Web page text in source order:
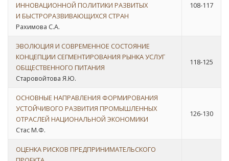
ИННОВАЦИОННОЙ ПОЛИТИКИ РАЗВИТЫХ
И БЫСТРОРАЗВИВАЮЩИХСЯ СТРАН
Рахимова С.А.
108-117
ЭВОЛЮЦИЯ И СОВРЕМЕННОЕ СОСТОЯНИЕ
КОНЦЕПЦИИ СЕГМЕНТИРОВАНИЯ РЫНКА УСЛУГ
ОБЩЕСТВЕННОГО ПИТАНИЯ
Старовойтова Я.Ю.
118-125
ОСНОВНЫЕ НАПРАВЛЕНИЯ ФОРМИРОВАНИЯ
УСТОЙЧИВОГО РАЗВИТИЯ ПРОМЫШЛЕННЫХ
ОТРАСЛЕЙ НАЦИОНАЛЬНОЙ ЭКОНОМИКИ
Стас М.Ф.
126-130
ОЦЕНКА РИСКОВ ПРЕДПРИНИМАТЕЛЬСКОГО